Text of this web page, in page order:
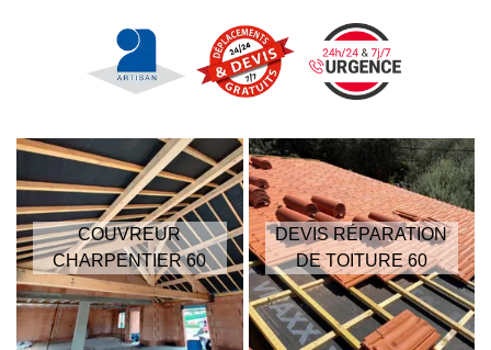
COUVREUR
CHARPENTIER 60
DEVIS RÉPARATION
DE TOITURE 60